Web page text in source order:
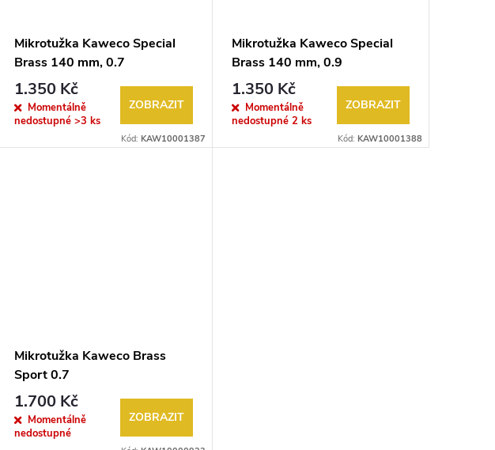
Mikrotužka Kaweco Special
Brass 140 mm, 0.7
1.350 Kč
Momentálně
nedostupné>3 ks
ZOBRAZIT
Kód: KAW10001387
Mikrotužka Kaweco Special
Brass 140 mm, 0.9
1.350 Kč
Momentálně
nedostupné 2 ks
ZOBRAZIT
Kód: KAW10001388
Mikrotužka Kaweco Brass
Sport 0.7
1.700 Kč
Momentálně
nedostupné
ZOBRAZIT